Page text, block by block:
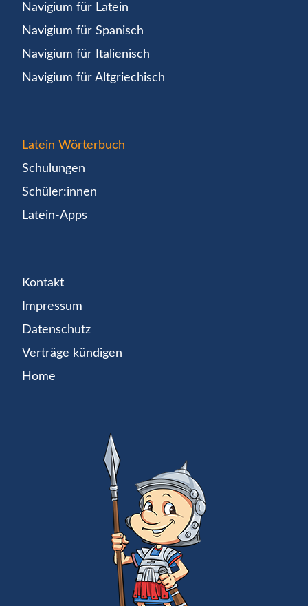
Navigium für Latein
Navigium für Spanisch
Navigium für Italienisch
Navigium für Altgriechisch
Latein Wörterbuch
Schulungen
Schüler:innen
Latein-Apps
Kontakt
Impressum
Datenschutz
Verträge kündigen
Home